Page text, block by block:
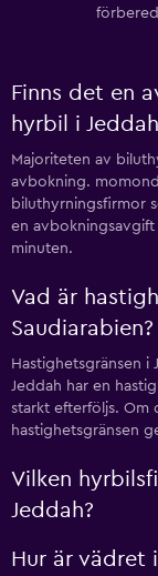
Finns det en
hyrbil i
Majoriteten av
avbokning.
biluthyrningsfirmor
en avbokningsavgift
minuten.
Vad är
Saudiarabien?
Hastighetsgränsen
Jeddah har en
starkt efterföljs. Om
hastighetsgränsen
Vilken
Jeddah?
Hur är vädret